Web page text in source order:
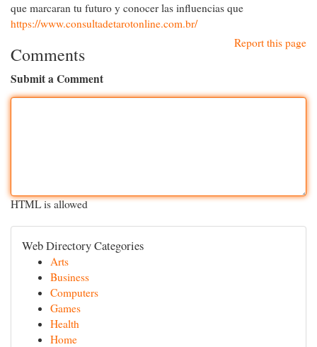
que marcaran tu futuro y conocer las influencias que
https://www.consultadetarotonline.com.br/
Report this page
Comments
Submit a Comment
HTML is allowed
Web Directory Categories
Arts
Business
Computers
Games
Health
Home